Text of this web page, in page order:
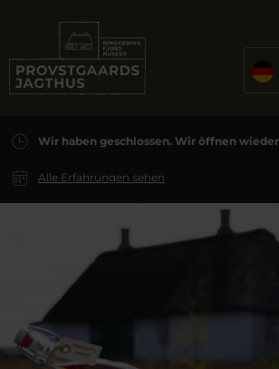
Wir haben geschlossen. Wir öffnen wieder
Alle Erfahrungen sehen